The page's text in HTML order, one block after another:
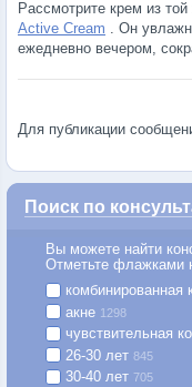
Рассмотрите крем из
Active Cream . Он
ежедневно вечером,
Для публикации
Поиск по
Вы можете найти
Отметьте флажками
комбинированная
акне 1298
чувствительная
26-30 лет 845
30-40 лет 705